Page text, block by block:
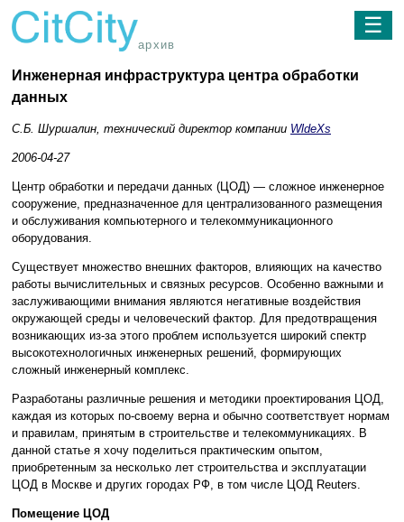
архив
☰
Инженерная инфраструктура центра обработки
данных
С.Б. Шуршалин, технический директор компании WldeXs
2006-04-27
Центр обработки и передачи данных (ЦОД) — сложное инженерное
сооружение, предназначенное для централизованного размещения
и обслуживания компьютерного и телекоммуникационного
оборудования.
Существует множество внешних факторов, влияющих на качество
работы вычислительных и связных ресурсов. Особенно важными и
заслуживающими внимания являются негативные воздействия
окружающей среды и человеческий фактор. Для предотвращения
возникающих из-за этого проблем используется широкий спектр
высокотехнологичных инженерных решений, формирующих
сложный инженерный комплекс.
Разработаны различные решения и методики проектирования ЦОД,
каждая из которых по-своему верна и обычно соответствует нормам
и правилам, принятым в строительстве и телекоммуникациях. В
данной статье я хочу поделиться практическим опытом,
приобретенным за несколько лет строительства и эксплуатации
ЦОД в Москве и других городах РФ, в том числе ЦОД Reuters.
Помещение ЦОД